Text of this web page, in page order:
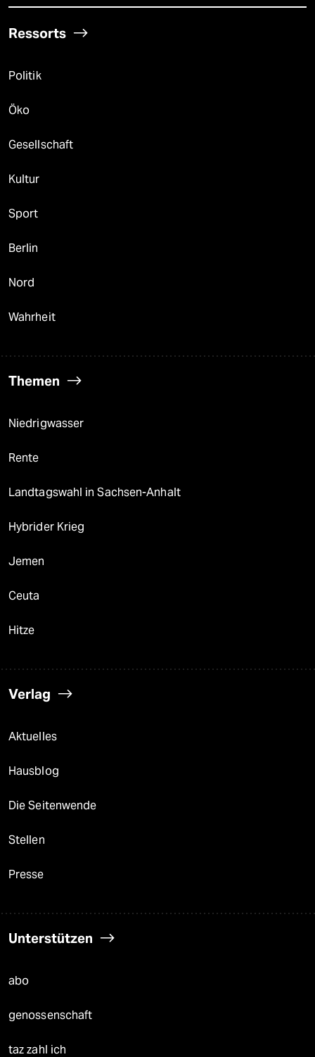
Ressorts
Politik
Öko
Gesellschaft
Kultur
Sport
Berlin
Nord
Wahrheit
Themen
Niedrigwasser
Rente
Landtagswahl in Sachsen-Anhalt
Hybrider Krieg
Jemen
Ceuta
Hitze
Verlag
Aktuelles
Hausblog
Die Seitenwende
Stellen
Presse
Unterstützen
abo
genossenschaft
taz zahl ich